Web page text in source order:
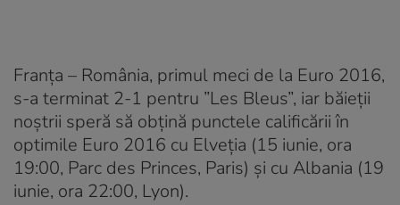
Franța – România, primul meci de la Euro 2016,
s-a terminat 2-1 pentru ”Les Bleus”, iar băieții
noștrii speră să obțină punctele calificării în
optimile Euro 2016 cu Elveția (15 iunie, ora
19:00, Parc des Princes, Paris) și cu Albania (19
iunie, ora 22:00, Lyon).